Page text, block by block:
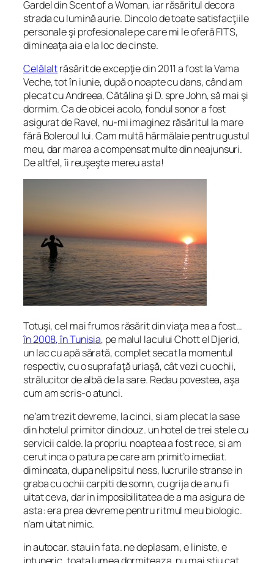
Gardel din Scent of a Woman, iar răsăritul decora
strada cu lumină aurie. Dincolo de toate satisfacţiile
personale şi profesionale pe care mi le oferă FITS,
dimineaţa aia e la loc de cinste.
Celălaltrăsărit de excepţie din 2011 a fost la Vama
Veche, tot în iunie, după o noapte cu dans, când am
plecat cu Andreea, Cătălina şi D. spre John, să mai şi
dormim. Ca de obicei acolo, fondul sonor a fost
asigurat de Ravel, nu-mi imaginez răsăritul la mare
fără Boleroul lui. Cam multă hărmălaie pentru gustul
meu, dar marea a compensat multe din neajunsuri.
De altfel, îi reuşeşte mereu asta!
Totuşi, cel mai frumos răsărit din viaţa mea a fost…
în 2008, în Tunisia, pe malul lacului Chott el Djerid,
un lac cu apă sărată, complet secat la momentul
respectiv, cu o suprafaţă uriaşă, cât vezi cu ochii,
strălucitor de albă de la sare. Redau povestea, aşa
cum am scris-o atunci.
ne’am trezit devreme, la cinci, si am plecat la sase
din hotelul primitor din douz. un hotel de trei stele cu
servicii calde. la propriu. noaptea a fost rece, si am
cerut inca o patura pe care am primit’o imediat.
dimineata, dupa nelipsitul ness, lucrurile stranse in
graba cu ochii carpiti de somn, cu grija de a nu fi
uitat ceva, dar in imposibilitatea de a ma asigura de
asta: era prea devreme pentru ritmul meu biologic.
n’am uitat nimic.
in autocar. stau in fata. ne deplasam, e liniste, e